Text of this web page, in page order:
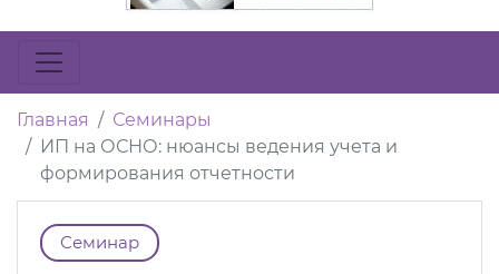
Главная
Семинары
ИП на ОСНО: нюансы ведения учета и
формирования отчетности
Семинар